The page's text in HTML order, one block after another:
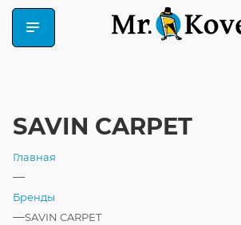
SAVIN CARPET
Главная
—
Бренды
—SAVIN CARPET